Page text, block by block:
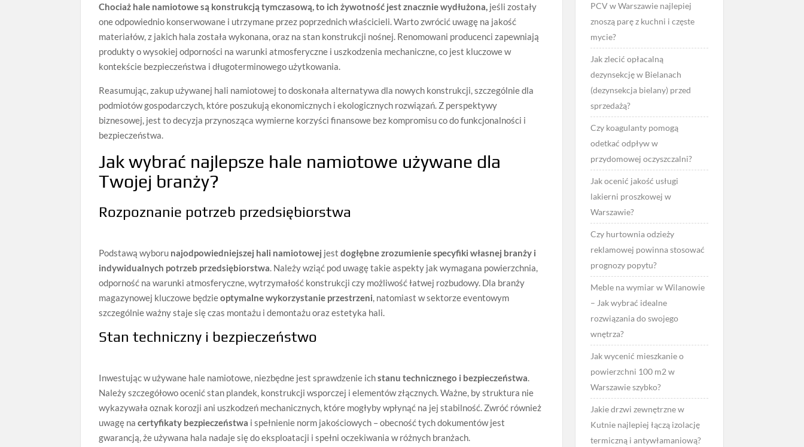
Chociaż hale namiotowe są konstrukcją tymczasową, to ich żywotność jest znacznie wydłużona, jeśli zostały
one odpowiednio konserwowane i utrzymane przez poprzednich właścicieli. Warto zwrócić uwagę na jakość
materiałów, z jakich hala została wykonana, oraz na stan konstrukcji nośnej. Renomowani producenci zapewniają
produkty o wysokiej odporności na warunki atmosferyczne i uszkodzenia mechaniczne, co jest kluczowe w
kontekście bezpieczeństwa i długoterminowego użytkowania.
Reasumując, zakup używanej hali namiotowej to doskonała alternatywa dla nowych konstrukcji, szczególnie dla
podmiotów gospodarczych, które poszukują ekonomicznych i ekologicznych rozwiązań. Z perspektywy
biznesowej, jest to decyzja przynosząca wymierne korzyści finansowe bez kompromisu co do funkcjonalności i
bezpieczeństwa.
Jak wybrać najlepsze hale namiotowe używane dla
Twojej branży?
Rozpoznanie potrzeb przedsiębiorstwa
Podstawą wyboru najodpowiedniejszej hali namiotowej jestdogłębne zrozumienie specyfiki własnej branży i
indywidualnych potrzeb przedsiębiorstwa. Należy wziąć pod uwagę takie aspekty jak wymagana powierzchnia,
odporność na warunki atmosferyczne, wytrzymałość konstrukcji czy możliwość łatwej rozbudowy. Dla branży
magazynowej kluczowe będzieoptymalne wykorzystanie przestrzeni, natomiast w sektorze eventowym
szczególnie ważny staje się czas montażu i demontażu oraz estetyka hali.
Stan techniczny i bezpieczeństwo
Inwestując w używane hale namiotowe, niezbędne jest sprawdzenie ichstanu technicznego i bezpieczeństwa.
Należy szczegółowo ocenić stan plandek, konstrukcji wsporczej i elementów złącznych. Ważne, by struktura nie
wykazywała oznak korozji ani uszkodzeń mechanicznych, które mogłyby wpłynąć na jej stabilność. Zwróć również
uwagę nacertyfikaty bezpieczeństwa i spełnienie norm jakościowych – obecność tych dokumentów jest
gwarancją, że używana hala nadaje się do eksploatacji i spełni oczekiwania w różnych branżach.
PCV w Warszawie najlepiej
znoszą parę z kuchni i częste
mycie?
Jak zlecić opłacalną
dezynsekcję w Bielanach
(dezynsekcja bielany) przed
sprzedażą?
Czy koagulanty pomogą
odetkać odpływ w
przydomowej oczyszczalni?
Jak ocenić jakość usługi
lakierni proszkowej w
Warszawie?
Czy hurtownia odzieży
reklamowej powinna stosować
prognozy popytu?
Meble na wymiar w Wilanowie
– Jak wybrać idealne
rozwiązania do swojego
wnętrza?
Jak wycenić mieszkanie o
powierzchni 100 m2 w
Warszawie szybko?
Jakie drzwi zewnętrzne w
Kutnie najlepiej łączą izolację
termiczną i antywłamaniową?